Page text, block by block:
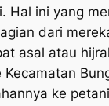
Hal ini yang
dari
asal atau
ke